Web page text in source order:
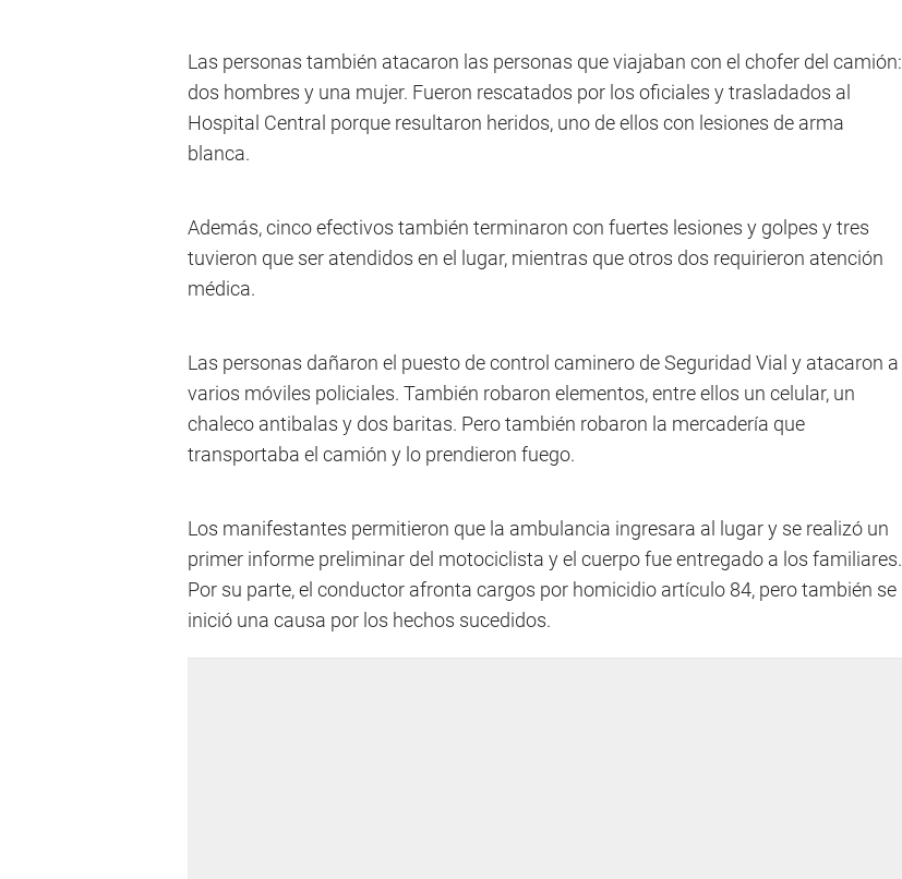
Las personas también atacaron las personas que viajaban con el chofer del camión:
dos hombres y una mujer. Fueron rescatados por los oficiales y trasladados al
Hospital Central porque resultaron heridos, uno de ellos con lesiones de arma
blanca.
Además, cinco efectivos también terminaron con fuertes lesiones y golpes y tres
tuvieron que ser atendidos en el lugar, mientras que otros dos requirieron atención
médica.
Las personas dañaron el puesto de control caminero de Seguridad Vial y atacaron a
varios móviles policiales. También robaron elementos, entre ellos un celular, un
chaleco antibalas y dos baritas. Pero también robaron la mercadería que
transportaba el camión y lo prendieron fuego.
Los manifestantes permitieron que la ambulancia ingresara al lugar y se realizó un
primer informe preliminar del motociclista y el cuerpo fue entregado a los familiares.
Por su parte, el conductor afronta cargos por homicidio artículo 84, pero también se
inició una causa por los hechos sucedidos.